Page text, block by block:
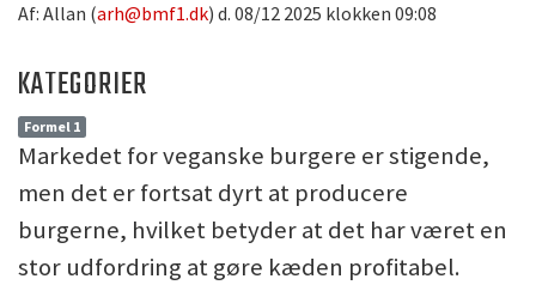
Af: Allan (arh@bmf1.dk) d. 08/12 2025 klokken 09:08
KATEGORIER
Formel 1
Markedet for veganske burgere er stigende,
men det er fortsat dyrt at producere
burgerne, hvilket betyder at det har været en
stor udfordring at gøre kæden profitabel.